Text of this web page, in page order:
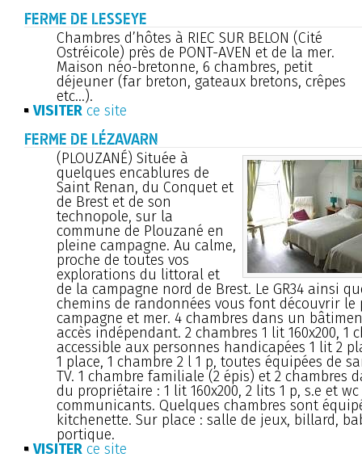
FERME DE LESSEYE
Chambres d’hôtes à RIEC SUR BELON (Cité
Ostréicole) près de PONT-AVEN et de la mer.
Maison néo-bretonne, 6 chambres, petit
déjeuner (far breton, gateaux bretons, crêpes
etc...).
VISITER ce site
FERME DE LÉZAVARN
(PLOUZANÉ) Située à
quelques encablures de
Saint Renan, du Conquet et
de Brest et de son
technopole, sur la
commune de Plouzané en
pleine campagne. Au calme,
proche de toutes vos
explorations du littoral et
de la campagne nord de Brest. Le GR34 ainsi
chemins de randonnées vous font découvrir le
campagne et mer. 4 chambres dans un
accès indépendant. 2 chambres 1 lit 160x200, 1
accessible aux personnes handicapées 1 lit 2
1 place, 1 chambre 2 l 1 p, toutes équipées de
TV. 1 chambre familiale (2 épis) et 2 chambres
du propriétaire : 1 lit 160x200, 2 lits 1 p, s.e et
communicants. Quelques chambres sont
kitchenette. Sur place : salle de jeux, billard,
portique.
VISITER ce site